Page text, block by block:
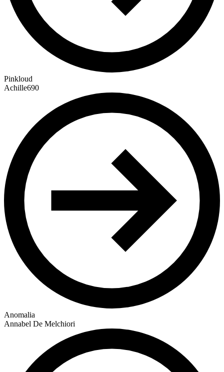
Pinkloud
Achille690
Anomalia
Annabel De Melchiori